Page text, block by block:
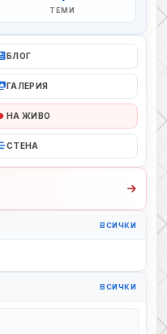
ТЕМИ
БЛОГ
ГАЛЕРИЯ
НА ЖИВО
СТЕНА
ВСИЧКИ
ВСИЧКИ